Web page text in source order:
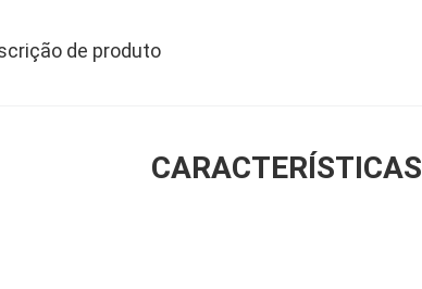
de produto
CARACTERÍSTICAS